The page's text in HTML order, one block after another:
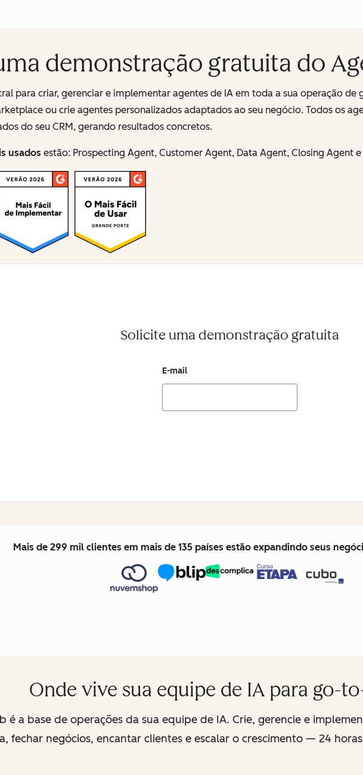
demonstração gratuita do
para criar, gerenciar e implementar agentes de IA em toda a sua operação
ou crie agentes personalizados adaptados ao seu negócio. Todos os
do seu CRM, gerando resultados concretos.
usados estão: Prospecting Agent, Customer Agent, Data Agent, Closing Agent
Solicite uma demonstração gratuita
E-mail
Mais de 299 mil clientes em mais de 135 países estão expandindo seus
Onde vive sua equipe de IA para go-
é a base de operações da sua equipe de IA. Crie, gerencie e
fechar negócios, encantar clientes e escalar o crescimento — 24